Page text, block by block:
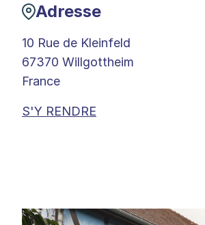
Adresse
10 Rue de Kleinfeld
67370 Willgottheim
France
S'Y RENDRE